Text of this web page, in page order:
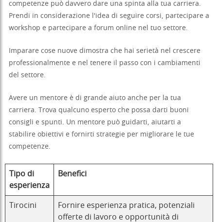
competenze può davvero dare una spinta alla tua carriera.
Prendi in considerazione l'idea di seguire corsi, partecipare a
workshop e partecipare a forum online nel tuo settore.
Imparare cose nuove dimostra che hai serietà nel crescere
professionalmente e nel tenere il passo con i cambiamenti
del settore.
Avere un mentore è di grande aiuto anche per la tua
carriera. Trova qualcuno esperto che possa darti buoni
consigli e spunti. Un mentore può guidarti, aiutarti a
stabilire obiettivi e fornirti strategie per migliorare le tue
competenze.
Tipo di
esperienza
Benefici
Tirocini
Fornire esperienza pratica, potenziali
offerte di lavoro e opportunità di